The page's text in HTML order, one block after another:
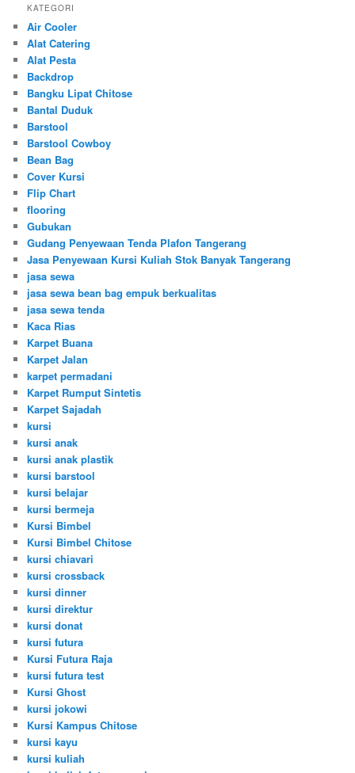
KATEGORI
Air Cooler
Alat Catering
Alat Pesta
Backdrop
Bangku Lipat Chitose
Bantal Duduk
Barstool
Barstool Cowboy
Bean Bag
Cover Kursi
Flip Chart
flooring
Gubukan
Gudang Penyewaan Tenda Plafon Tangerang
Jasa Penyewaan Kursi Kuliah Stok Banyak Tangerang
jasa sewa
jasa sewa bean bag empuk berkualitas
jasa sewa tenda
Kaca Rias
Karpet Buana
Karpet Jalan
karpet permadani
Karpet Rumput Sintetis
Karpet Sajadah
kursi
kursi anak
kursi anak plastik
kursi barstool
kursi belajar
kursi bermeja
Kursi Bimbel
Kursi Bimbel Chitose
kursi chiavari
kursi crossback
kursi dinner
kursi direktur
kursi donat
kursi futura
Kursi Futura Raja
kursi futura test
Kursi Ghost
kursi jokowi
Kursi Kampus Chitose
kursi kayu
kursi kuliah